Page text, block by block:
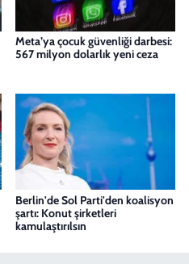
Meta’ya çocuk güvenliği darbesi:
567 milyon dolarlık yeni ceza
Berlin'de Sol Parti'den koalisyon
şartı: Konut şirketleri
kamulaştırılsın